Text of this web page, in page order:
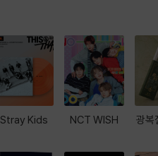
Stray Kids NCT WISH 광복